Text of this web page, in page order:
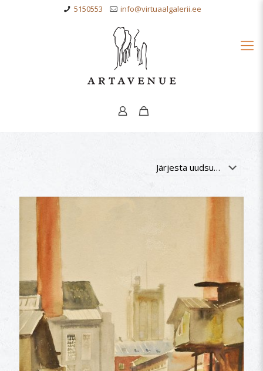
5150553 info@virtuaalgalerii.ee